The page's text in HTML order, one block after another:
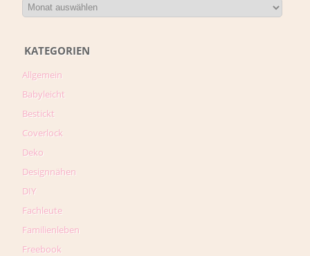
KATEGORIEN
Allgemein
Babyleicht
Bestickt
Coverlock
Deko
Designnähen
DIY
Fachleute
Familienleben
Freebook